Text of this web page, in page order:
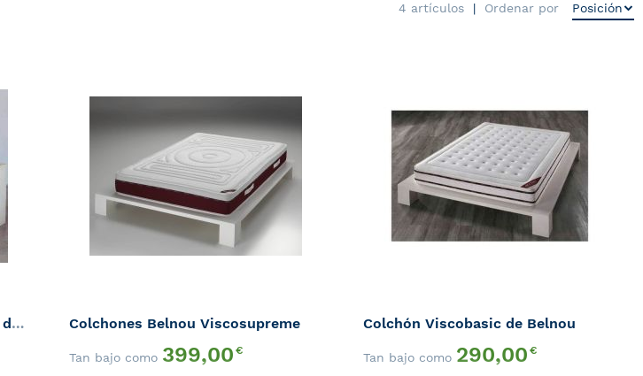
4 artículos Ordenar por
COMPARAR
Colchón Viscoelástico Elegance de Belnou Colchones Belnou Viscosupreme
Tan bajo como 399,00€
Colchón Viscobasic de Belnou
Tan bajo como 290,00€